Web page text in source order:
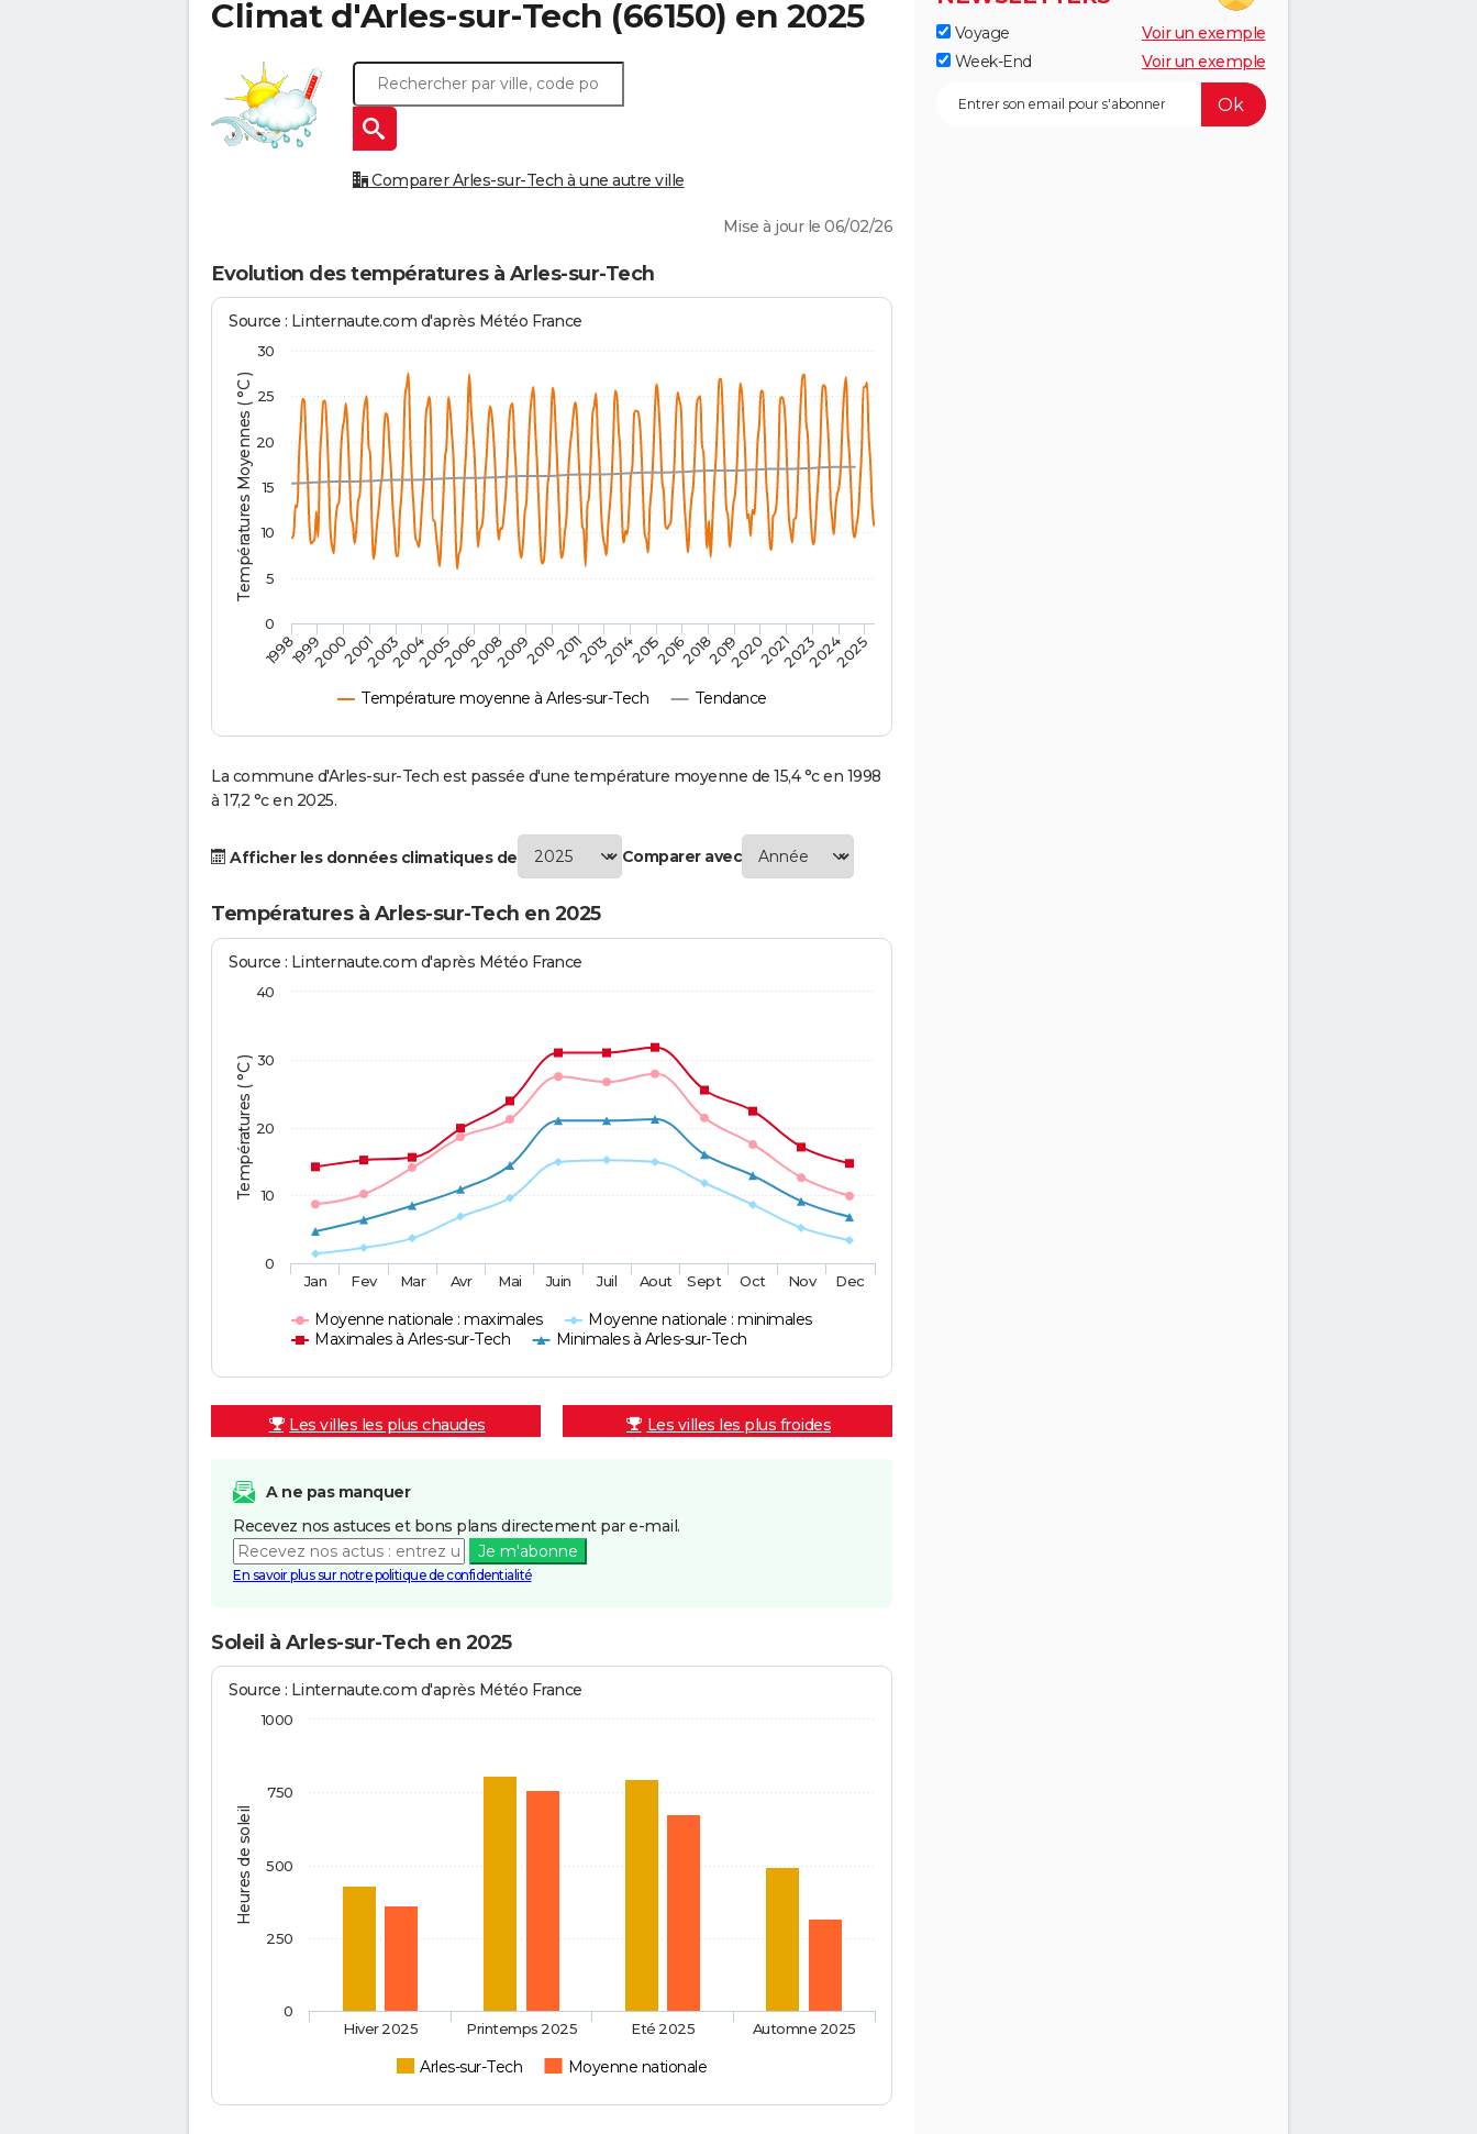
Climat d'Arles-sur-Tech (66150) en 2025
Comparer Arles-sur-Tech à une autre ville
Mise à jour le 06/02/26
Evolution des températures à Arles-sur-Tech
Températures Moyennes ( °C )
Source : Linternaute.com d'après Météo France
Température moyenne à Arles-sur-Tech Tendance
1998 2014
199920002001200320042005200620082009201020112013 201520162018201920202021202320242025
0
5
10
15
20
25
30
La commune d'Arles-sur-Tech est passée d'une température moyenne de 15,4 °c en 1998
à 17,2 °c en 2025.
Afficher les données climatiques de Comparer avec
Températures à Arles-sur-Tech en 2025
Températures ( °C )
Source : Linternaute.com d'après Météo France
Moyenne nationale : maximales
Moyenne nationale : minimales
Maximales à Arles-sur-Tech
Minimales à Arles-sur-Tech
Jan Fev Mar Avr Mai Juin Juil Aout Sept Oct Nov Dec
0
10
20
30
40
Les villes les plus chaudes Les villes les plus froides
A ne pas manquer
Recevez nos astuces et bons plans directement par e-mail.
Je m'abonne
En savoir plus sur notre politique de confidentialité
Soleil à Arles-sur-Tech en 2025
Heures de soleil
Source : Linternaute.com d'après Météo France
Arles-sur-Tech Moyenne nationale
Hiver 2025 Printemps 2025 Eté 2025 Automne 2025
0
250
500
750
1000
Voyage
Voir un exemple
Week-End
Voir un exemple